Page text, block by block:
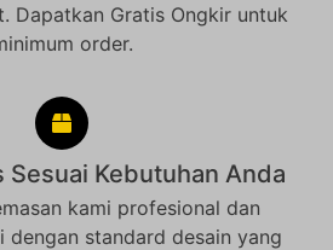
Dapatkan Gratis Ongkir untuk
order.
Sesuai Kebutuhan Anda
kami profesional dan
dengan standard desain yang